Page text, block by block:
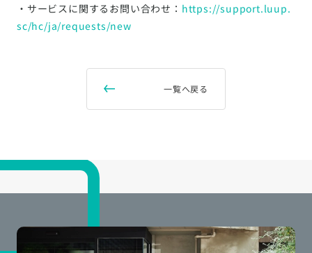
・サービスに関するお問い合わせ： https://support.luup.
sc/hc/ja/requests/new
一覧へ戻る